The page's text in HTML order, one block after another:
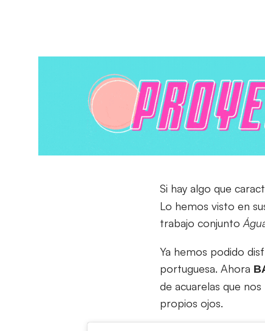
Si hay algo que
Lo hemos visto en
trabajo conjunto
Ya hemos podido
portuguesa. Ahora
de acuarelas que
propios ojos.